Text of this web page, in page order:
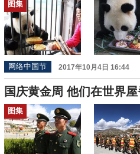
图集
网络中国节 2017年10月4日 16:44
国庆黄金周 他们在世界
图集